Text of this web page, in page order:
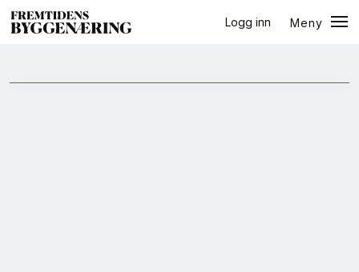
Logg inn
Meny
ressursbruk